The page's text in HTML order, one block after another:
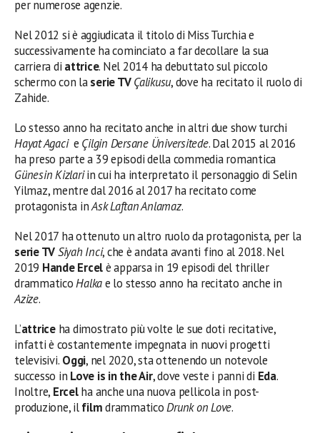
per numerose agenzie.
Nel 2012 si è aggiudicata il titolo di Miss Turchia e
successivamente ha cominciato a far decollare la sua
carriera di attrice. Nel 2014 ha debuttato sul piccolo
schermo con laserie TVÇalikusu, dove ha recitato il ruolo di
Zahide.
Lo stesso anno ha recitato anche in altri due show turchi
Hayat Agaci e Çilgin Dersane Üniversitede. Dal 2015 al 2016
ha preso parte a 39 episodi della commedia romantica
Günesin Kizlariin cui ha interpretato il personaggio di Selin
Yilmaz, mentre dal 2016 al 2017 ha recitato come
protagonista inAsk Laftan Anlamaz.
Nel 2017 ha ottenuto un altro ruolo da protagonista, per la
serie TVSiyah Inci, che è andata avanti fino al 2018. Nel
2019 Hande Ercelè apparsa in 19 episodi del thriller
drammaticoHalkae lo stesso anno ha recitato anche in
Azize.
L’attriceha dimostrato più volte le sue doti recitative,
infatti è costantemente impegnata in nuovi progetti
televisivi. Oggi, nel 2020, sta ottenendo un notevole
successo in Love is in the Air, dove veste i panni di Eda.
Inoltre, Ercelha anche una nuova pellicola in post-
produzione, ilfilmdrammaticoDrunk on Love.